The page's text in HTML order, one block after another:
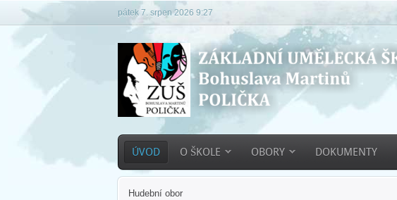
pátek 7. srpen 2026 9:27
ÚVOD O ŠKOLE OBORY DOKUMENTY
Hudební obor